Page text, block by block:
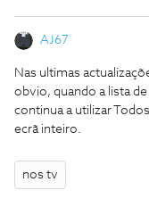
AJ67
Nas ultimas
obvio, quando a lista
continua a utilizar
ecrã inteiro.
nos tv